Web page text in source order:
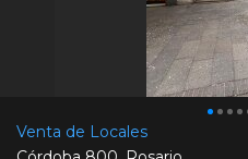
Venta de Locales